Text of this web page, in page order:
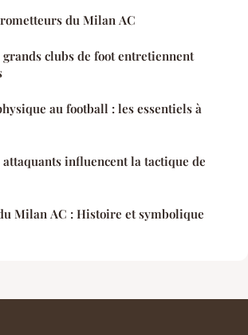
du Milan AC
clubs de foot entretiennent
au football : les essentiels à
influencent la tactique de
Milan AC : Histoire et symbolique